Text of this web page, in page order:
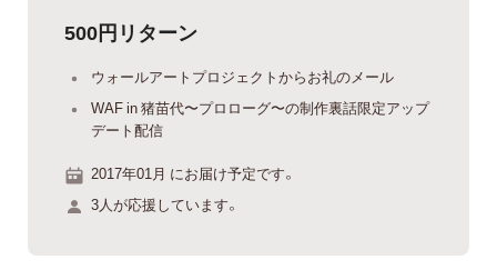
500円リターン
ウォールアートプロジェクトからお礼のメール
WAF in 猪苗代〜プロローグ〜の制作裏話限定アップ
デート配信
2017年01月 にお届け予定です。
3人が応援しています。